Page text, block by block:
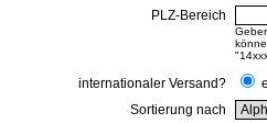
PLZ-Bereich
internationaler Versand?
Sortierung nach